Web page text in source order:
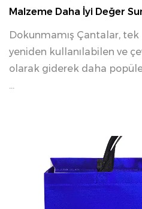
Malzeme Daha İyi Değer
Dokunmamış Çantalar,
yeniden kullanılabilen ve
olarak giderek daha
...